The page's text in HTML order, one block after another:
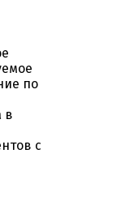
по
в
с